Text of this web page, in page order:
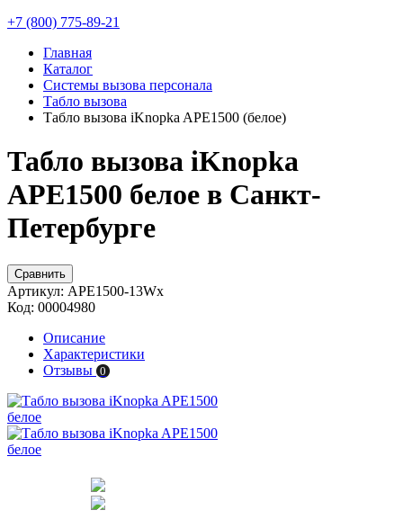
+7 (800) 775-89-21
Главная
Каталог
Системы вызова персонала
Табло вызова
Табло вызова iKnopka APE1500 (белое)
Табло вызова iKnopka
APE1500 белое в Санкт-
Петербурге
Сравнить
Артикул: APE1500-13Wx
Код: 00004980
Описание
Характеристики
Отзывы 0